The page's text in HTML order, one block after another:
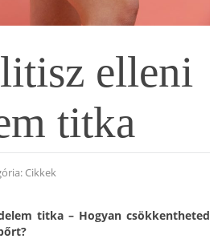
elleni
titka
Cikkek
titka – Hogyan csökkentheted